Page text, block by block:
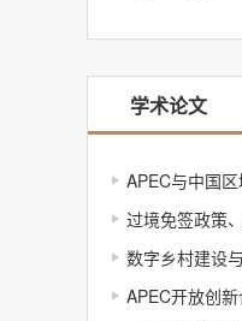
学术论文
APEC与中国
过境免签政策
数字乡村建设
APEC开放创